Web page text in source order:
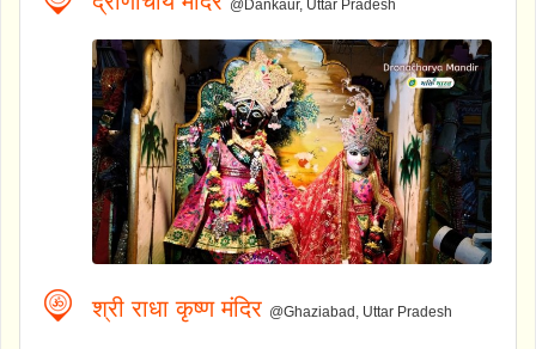
@Dankaur, Uttar Pradesh
श्री राधा कृष्ण मंदिर @Ghaziabad, Uttar Pradesh